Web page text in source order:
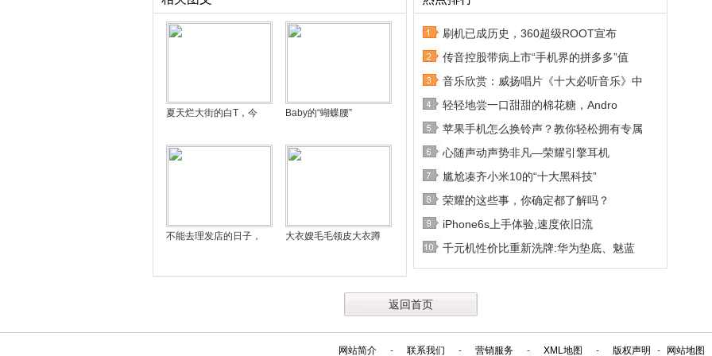
夏天烂大街的白T，今 Baby的“蝴蝶腰”
不能去理发店的日子， 大衣嫂毛毛领皮大衣蹲
刷机已成历史，360超级ROOT宣布
传音控股带病上市“手机界的拼多多”值
音乐欣赏：威扬唱片《十大必听音乐》中
轻轻地尝一口甜甜的棉花糖，Andro
苹果手机怎么换铃声？教你轻松拥有专属
心随声动声势非凡—荣耀引擎耳机
尴尬凑齐小米10的“十大黑科技”
荣耀的这些事，你确定都了解吗？
iPhone6s上手体验,速度依旧流
千元机性价比重新洗牌:华为垫底、魅蓝
返回首页
网站简介 - 联系我们 - 营销服务 - XML地图 - 版权声明 - 网站地图